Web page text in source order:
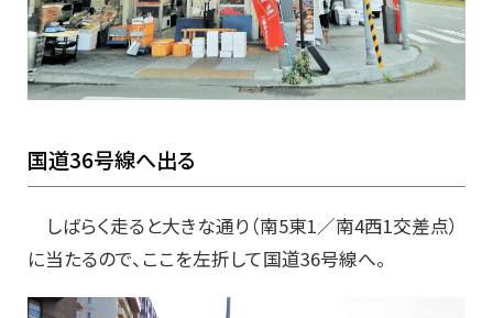
国道36号線へ出る
しばらく走ると大きな通り（南5東1／南4西1交差点）
に当たるので、ここを左折して国道36号線へ。